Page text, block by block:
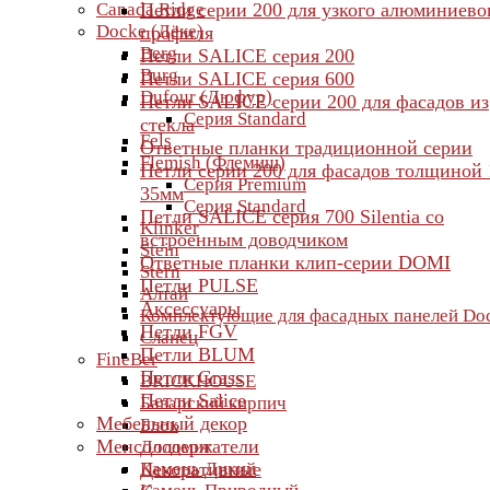
Canada Ridge
Docke (Дёке)
Berg
Burg
Dufour (Дюфур)
Серия Standard
Fels
Flemish (Флемиш)
Серия Premium
Серия Standard
Klinker
Stein
Stern
Алтай
Комплектующие для фасадных панелей
Сланец
FineBer
BRICKHOUSE
Баварский кирпич
Блок
Доломит
Камень Дикий
Петли серии 200 для узкого
профиля
Петли SALICE серия 200
Петли SALICE серия 600
Петли SALICE серии 200 для фасадов из
стекла
Ответные планки традиционной серии
Петли серии 200 для фасадов толщиной
35мм
Петли SALICE серия 700 Silentia со
встроенным доводчиком
Ответные планки клип-серии DOMI
Петли PULSE
Аксессуары
Петли FGV
Петли BLUM
Петли Grass
Петли Salice
Мебельный декор
Менсолодержатели
Декоративные